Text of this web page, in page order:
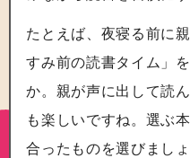
たとえば、夜寝る前に
すみ前の読書タイム」
か。親が声に出して読
も楽しいですね。選ぶ
合ったものを選びまし